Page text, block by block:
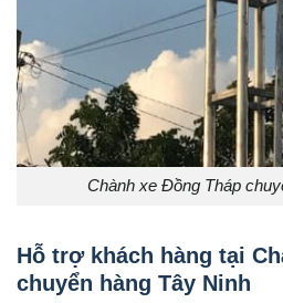
Chành xe Đồng Tháp
Hỗ trợ khách hàng tại
chuyển hàng Tây Ninh